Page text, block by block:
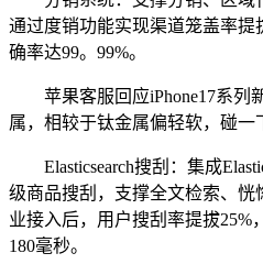
通过度销功能实现渠道笼盖率提
确率达99。99%。
苹果客服回应iPhone17系列
属，相较于钛金属偏轻软，碰一
Elasticsearch搜刮：集成
级商品搜刮，支撑全文检索、
业接入后，用户搜刮率提拔25%
180毫秒。